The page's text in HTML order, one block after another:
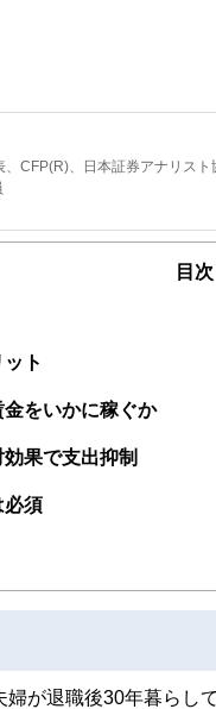
、CFP(R)、日本証券アナリス
ト業務に従事。2012年3月よ
目次
ト
をいかに稼ぐか
果で支出抑制
必須
が退職後30年暮らし